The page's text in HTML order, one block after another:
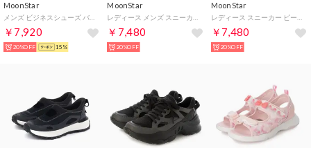
MoonStar
￥7,920
20%OFF 15%
MoonStar
￥7,480
20%OFF
MoonStar
￥7,480
20%OFF